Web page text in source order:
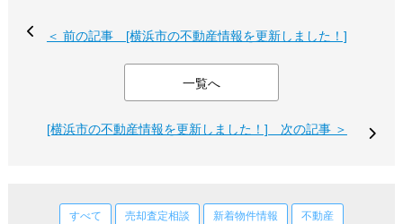
＜ 前の記事 [横浜市の不動産情報を更新しました！]
一覧へ
[横浜市の不動産情報を更新しました！] 次の記事 ＞
すべて 売却査定相談 新着物件情報 不動産